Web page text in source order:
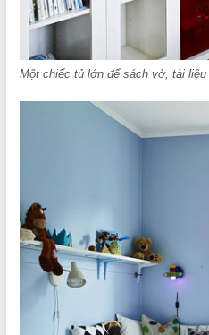
Một chiếc tủ lớn để sách vở, tài